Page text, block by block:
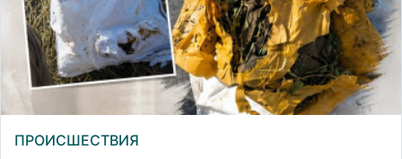
ПРОИСШЕСТВИЯ